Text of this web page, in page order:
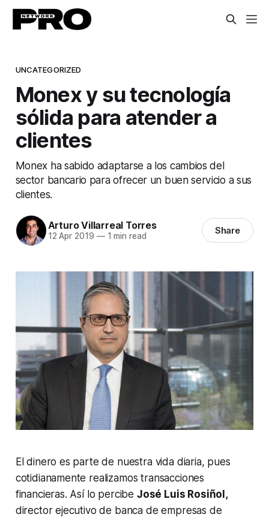
UNCATEGORIZED
Monex y su tecnología
sólida para atender a
clientes
Monex ha sabido adaptarse a los cambios del
sector bancario para ofrecer un buen servicio a sus
clientes.
Arturo Villarreal Torres
12 Apr 2019 —1 min read Share
El dinero es parte de nuestra vida diaria, pues
cotidianamente realizamos transacciones
financieras. Así lo percibe José Luis Rosiñol,
director ejecutivo de banca de empresas de